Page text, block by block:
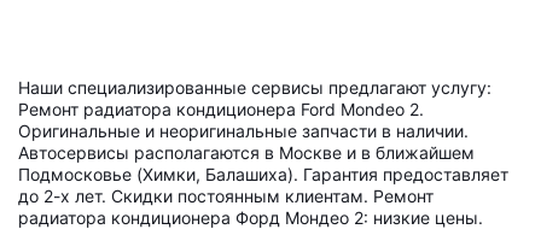
Наши специализированные сервисы предлагают услугу:
Ремонт радиатора кондиционера Ford Mondeo 2.
Оригинальные и неоригинальные запчасти в наличии.
Автосервисы располагаются в Москве и в ближайшем
Подмосковье (Химки, Балашиха). Гарантия предоставляет
до 2-х лет. Скидки постоянным клиентам. Ремонт
радиатора кондиционера Форд Мондео 2: низкие цены.